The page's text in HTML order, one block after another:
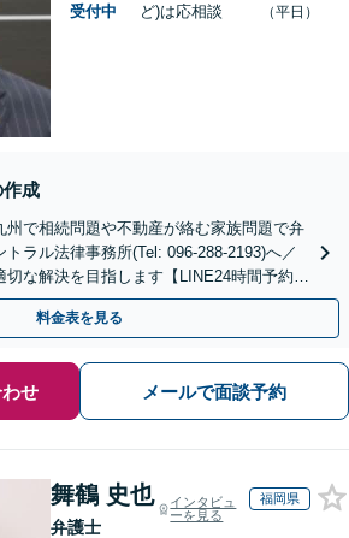
受付中
ど)は応相談
（平日）
作成
州で相続問題や不動産が絡む家族問題で弁
ラル法律事務所(Tel: 096-288-2193)へ／
な解決を目指します【LINE24時間予約受
】
料金表を見る
せ メールで面談予約
舞鶴 史也
弁護士
インタビュ
ーを見る
福岡県